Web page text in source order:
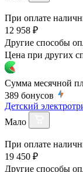
При оплате
12 958 ₽
Другие способы
Цена при других
Сумма месячной
389 бонусов
Детский
Мало
При оплате
19 450 ₽
Другие способы